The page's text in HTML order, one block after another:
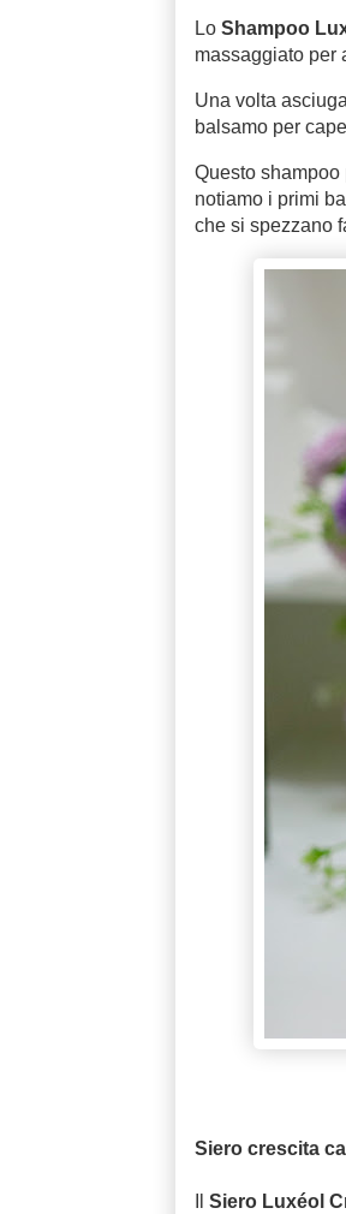
Lo Shampoo
massaggiato per
Una volta
balsamo per
Questo
notiamo i primi
che si spezzano
Siero crescita
Siero Luxéol